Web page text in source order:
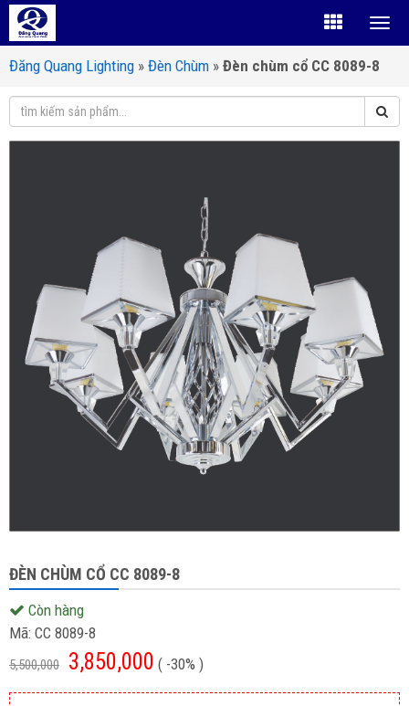
Đăng Quang Lighting » Đèn Chùm » Đèn chùm cổ CC 8089-8
ĐÈN CHÙM CỔ CC 8089-8
Còn hàng
Mã: CC 8089-8
5,500,000 3,850,000 ( -30% )